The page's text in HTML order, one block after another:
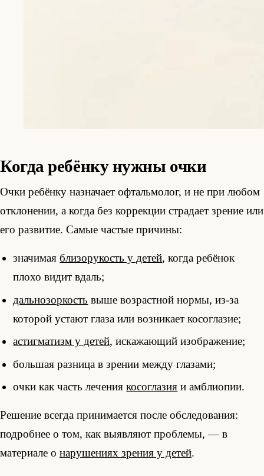
Когда ребёнку нужны очки
Очки ребёнку назначает офтальмолог, и не при любом
отклонении, а когда без коррекции страдает зрение или
его развитие. Самые частые причины:
значимаяблизорукость у детей, когда ребёнок
плохо видит вдаль;
дальнозоркость выше возрастной нормы, из-за
которой устают глаза или возникает косоглазие;
астигматизм у детей, искажающий изображение;
большая разница в зрении между глазами;
очки как часть лечениякосоглазия и амблиопии.
Решение всегда принимается после обследования:
подробнее о том, как выявляют проблемы, — в
материале о нарушениях зрения у детей.